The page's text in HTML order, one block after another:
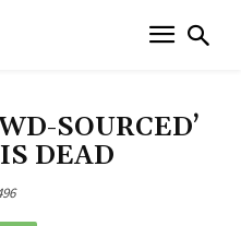
SOURCED’
DEAD